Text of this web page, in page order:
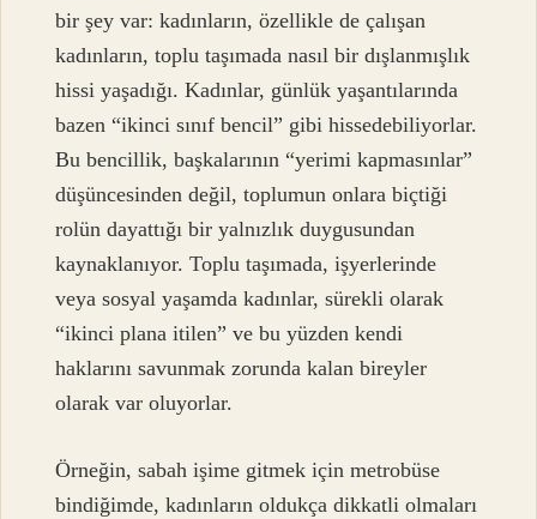
bir şey var: kadınların, özellikle de çalışan
kadınların, toplu taşımada nasıl bir dışlanmışlık
hissi yaşadığı. Kadınlar, günlük yaşantılarında
bazen “ikinci sınıf bencil” gibi hissedebiliyorlar.
Bu bencillik, başkalarının “yerimi kapmasınlar”
düşüncesinden değil, toplumun onlara biçtiği
rolün dayattığı bir yalnızlık duygusundan
kaynaklanıyor. Toplu taşımada, işyerlerinde
veya sosyal yaşamda kadınlar, sürekli olarak
“ikinci plana itilen” ve bu yüzden kendi
haklarını savunmak zorunda kalan bireyler
olarak var oluyorlar.
Örneğin, sabah işime gitmek için metrobüse
bindiğimde, kadınların oldukça dikkatli olmaları